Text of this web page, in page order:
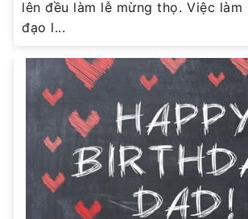
lên đều làm lễ mừng thọ. Việc làm
đạo l...